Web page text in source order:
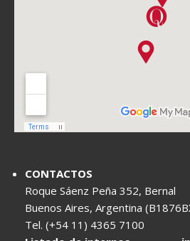
CONTACTOS
Roque Sáenz Peña 352, Bernal
Buenos Aires, Argentina
Tel. (+54 11) 4365 7100